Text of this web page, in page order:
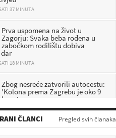
Zagorju: Svaka beba rođena u
zabočkom rodilištu dobiva
18 MINUTA
'Kolona prema Zagrebu je oko 9
km...'
43 MINUTA
NK INKOP Poznanovec slavi 50
rođendan uz tradicionalni,
ČLANCI Pregled svih članaka